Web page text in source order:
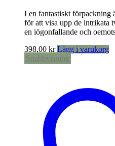
I en fantastiskt förpackning
för att visa upp de intrikata
en iögonfallande och
398,00 kr Lägg i varukorg
Snabbvisning